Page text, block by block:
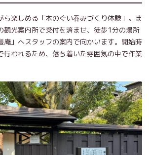
ら楽しめる「木のぐい吞みづくり体験」。ま
観光案内所で受付を済ませ、徒歩1分の場所
庵」へスタッフの案内で向かいます。開始時
行われるため、落ち着いた雰囲気の中で作業